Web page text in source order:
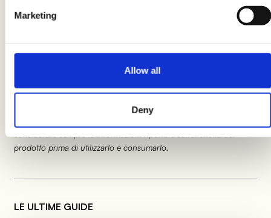
Marketing
Allow all
Deny
formaggio spalmabile
. Terminate con l’ultima
modifiche causando temporaneamente variazioni tra le
informazioni presenti su questa pagina e quelle riportate
prodotto prima di utilizzarlo e consumarlo.
LE ULTIME GUIDE